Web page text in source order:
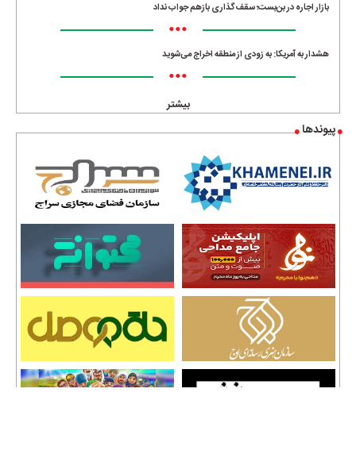
بازار اجاره در بن‌بست؛ سقف‌گذاری بازهم جواب نداد
•••
هشدار به آمریکا: به زودی از منطقه اخراج می‌شوید
•••
بیشتر
پیوندها